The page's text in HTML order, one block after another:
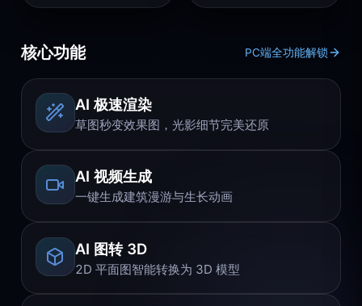
核心功能 PC端全功能解锁
AI 极速渲染
草图秒变效果图，光影细节完美还原
AI 视频生成
一键生成建筑漫游与生长动画
AI 图转 3D
2D 平面图智能转换为 3D 模型